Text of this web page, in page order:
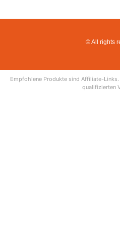
© All rights
Empfohlene Produkte sind Affiliate-
qualifizierten